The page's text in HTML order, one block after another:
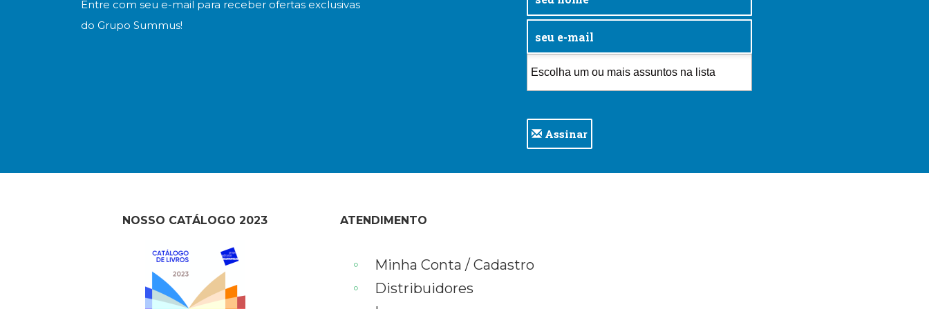
Entre com seu e-mail para receber ofertas exclusivas
do Grupo Summus!
Assinar
NOSSO CATÁLOGO 2023 ATENDIMENTO
Minha Conta / Cadastro
Distribuidores